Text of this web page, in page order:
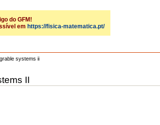
do GFM!
em https://fisica-matematica.pt/
systems ii
II